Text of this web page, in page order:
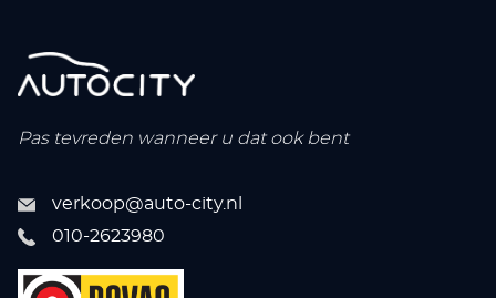
Pas tevreden wanneer u dat ook bent
verkoop@auto-city.nl
010-2623980